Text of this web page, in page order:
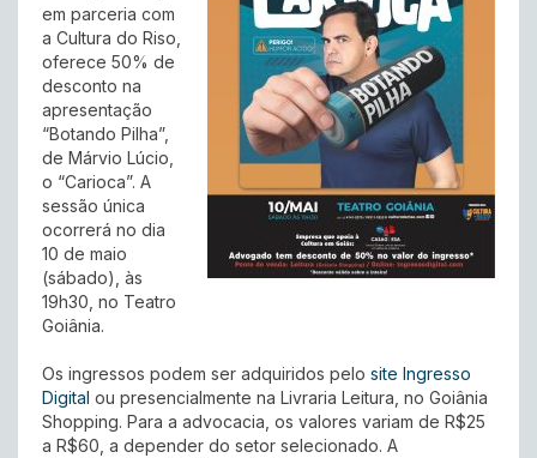
em parceria com
a Cultura do Riso,
oferece 50% de
desconto na
apresentação
“Botando Pilha”,
de Márvio Lúcio,
o “Carioca”. A
sessão única
ocorrerá no dia
10 de maio
(sábado), às
19h30, no Teatro
Goiânia.
Os ingressos podem ser adquiridos pelo site Ingresso
Digital ou presencialmente na Livraria Leitura, no Goiânia
Shopping. Para a advocacia, os valores variam de R$25
a R$60, a depender do setor selecionado. A